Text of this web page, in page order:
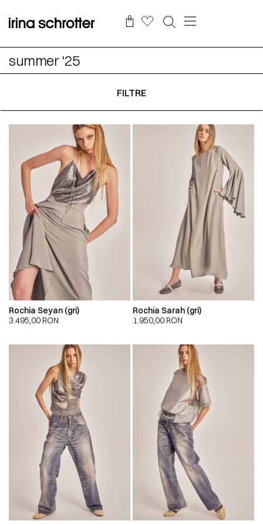
summer '25
FILTRE
Rochia Seyan (gri)
3.495,00 RON
Rochia Sarah (gri)
1.950,00 RON